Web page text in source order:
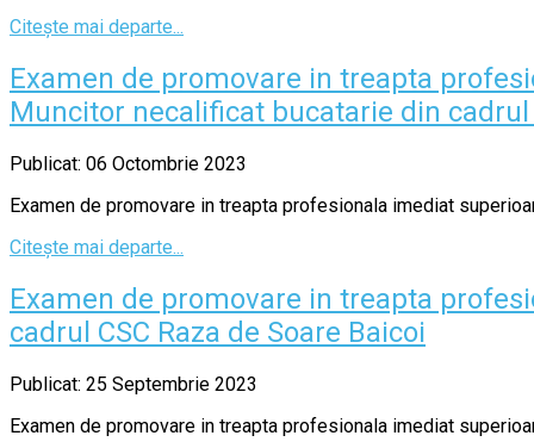
Citește mai departe...
Examen de promovare in treapta
Muncitor necalificat bucatarie din cadrul
Publicat: 06 Octombrie 2023
Examen de promovare in treapta profesionala imediat
Citește mai departe...
Examen de promovare in treapta
cadrul CSC Raza de Soare Baicoi
Publicat: 25 Septembrie 2023
Examen de promovare in treapta profesionala imediat